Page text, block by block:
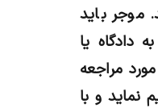
موجر باید
دادگاه یا
مراجعه
نماید و با